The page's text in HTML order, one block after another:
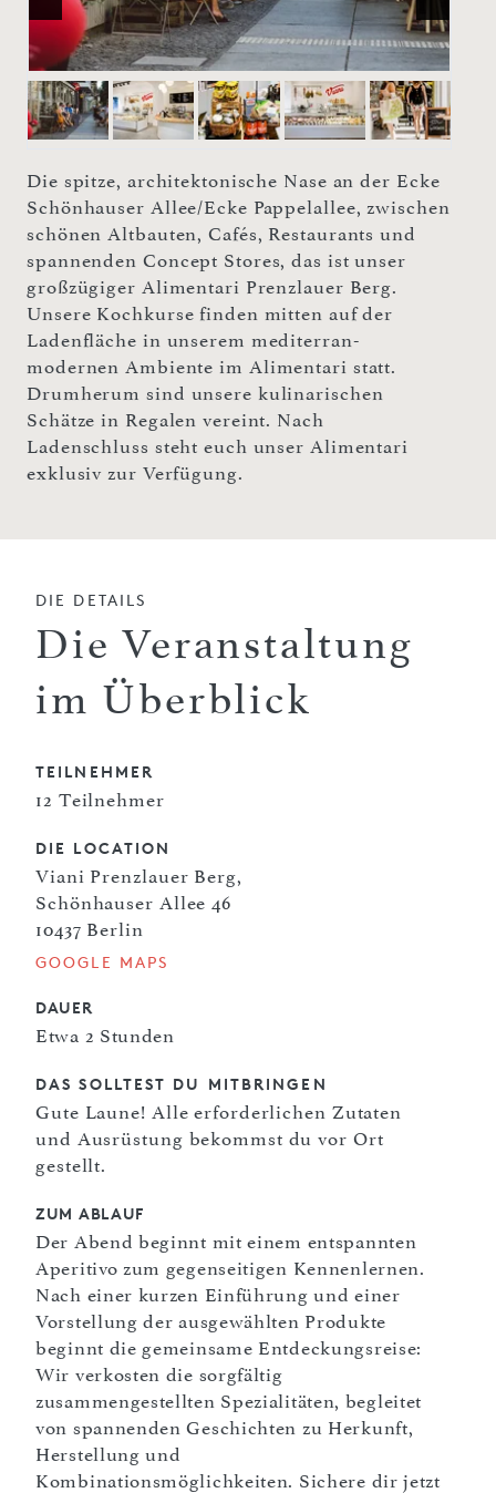
Die spitze, architektonische Nase an der Ecke
Schönhauser Allee/Ecke Pappelallee, zwischen
schönen Altbauten, Cafés, Restaurants und
spannenden Concept Stores, das ist unser
großzügiger Alimentari Prenzlauer Berg.
Unsere Kochkurse finden mitten auf der
Ladenfläche in unserem mediterran-
modernen Ambiente im Alimentari statt.
Drumherum sind unsere kulinarischen
Schätze in Regalen vereint. Nach
Ladenschluss steht euch unser Alimentari
exklusiv zur Verfügung.
DIE DETAILS
Die Veranstaltung
im Überblick
TEILNEHMER
12 Teilnehmer
DIE LOCATION
Viani Prenzlauer Berg,
Schönhauser Allee 46
10437 Berlin
GOOGLE MAPS
DAUER
Etwa 2 Stunden
DAS SOLLTEST DU MITBRINGEN
Gute Laune! Alle erforderlichen Zutaten
und Ausrüstung bekommst du vor Ort
gestellt.
ZUM ABLAUF
Der Abend beginnt mit einem entspannten
Aperitivo zum gegenseitigen Kennenlernen.
Nach einer kurzen Einführung und einer
Vorstellung der ausgewählten Produkte
beginnt die gemeinsame Entdeckungsreise:
Wir verkosten die sorgfältig
zusammengestellten Spezialitäten, begleitet
von spannenden Geschichten zu Herkunft,
Herstellung und
Kombinationsmöglichkeiten. Sichere dir jetzt